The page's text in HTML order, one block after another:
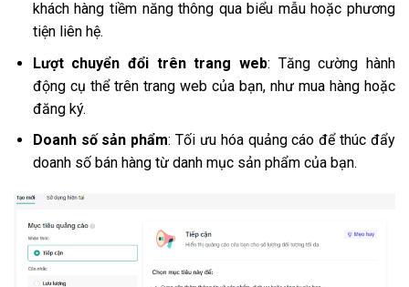
khách hàng tiềm năng thông qua biểu mẫu hoặc phương
tiện liên hệ.
Lượt chuyển đổi trên trang web: Tăng cường hành
động cụ thể trên trang web của bạn, như mua hàng hoặc
đăng ký.
Doanh số sản phẩm: Tối ưu hóa quảng cáo để thúc đẩy
doanh số bán hàng từ danh mục sản phẩm của bạn.